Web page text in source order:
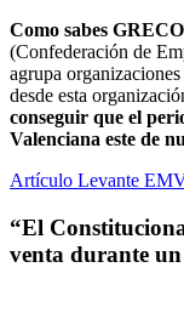
Como sabes
(Confederación de
agrupa
desde esta
conseguir que el
Valenciana este de
Artículo Levante
“El
venta durante un